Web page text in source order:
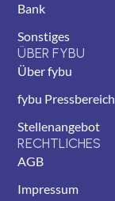
Bank
Sonstiges
ÜBER FYBU
Über fybu
fybu Pressbereich
Stellenangebot
RECHTLICHES
AGB
Impressum